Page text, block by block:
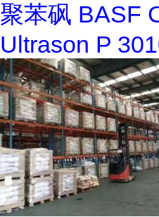
聚苯砜 BASF
Ultrason P